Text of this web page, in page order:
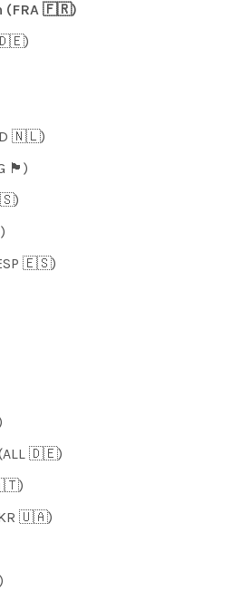
(FRA 🇫🇷)
🇩🇪)
🇳🇱)
🏴󠁧󠁢󠁥󠁮󠁧󠁿)
🇪🇸)
🇩🇪)
🇺🇦)